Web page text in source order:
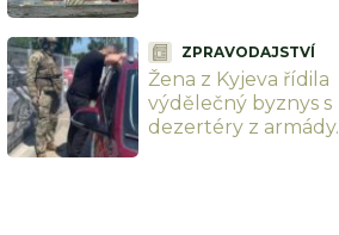
sami sebe
ZPRAVODAJSTVÍ
Žena z Kyjeva řídila
výdělečný byznys s
dezertéry z armády.